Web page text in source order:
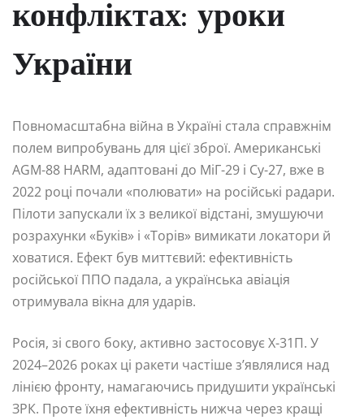
конфліктах: уроки
України
Повномасштабна війна в Україні стала справжнім
полем випробувань для цієї зброї. Американські
AGM-88 HARM, адаптовані до МіГ-29 і Су-27, вже в
2022 році почали «полювати» на російські радари.
Пілоти запускали їх з великої відстані, змушуючи
розрахунки «Буків» і «Торів» вимикати локатори й
ховатися. Ефект був миттєвий: ефективність
російської ППО падала, а українська авіація
отримувала вікна для ударів.
Росія, зі свого боку, активно застосовує Х-31П. У
2024–2026 роках ці ракети частіше з’являлися над
лінією фронту, намагаючись придушити українські
ЗРК. Проте їхня ефективність нижча через кращі